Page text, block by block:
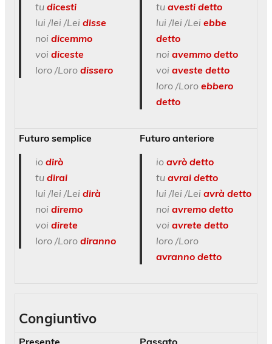
tu dicesti
lui /lei /Lei disse
noi dicemmo
voi diceste
loro /Loro dissero
tu avesti detto
lui /lei /Lei ebbe
detto
noi avemmo detto
voi aveste detto
loro /Loro ebbero
detto
Futuro semplice
io dirò
tu dirai
lui /lei /Lei dirà
noi diremo
voi direte
loro /Loro diranno
Futuro anteriore
io avrò detto
tu avrai detto
lui /lei /Lei avrà detto
noi avremo detto
voi avrete detto
loro /Loro
avranno detto
Congiuntivo
Presente
Passato